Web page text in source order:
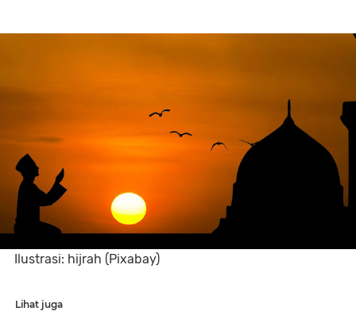
Ilustrasi: hijrah (Pixabay)
Lihat juga